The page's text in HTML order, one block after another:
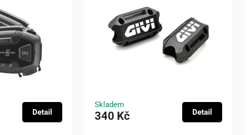
Detail
Skladem
340 Kč Detail